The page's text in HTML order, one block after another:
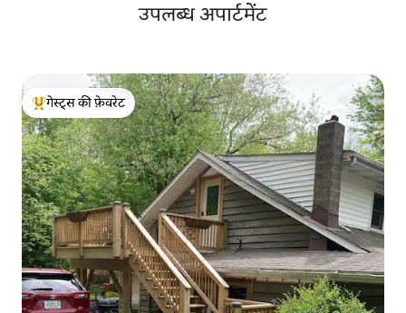
उपलब्ध अपार्टमेंट
गेस्ट्स का टॉप फ़ेवरेट
गेस्ट्स की फ़ेवरेट